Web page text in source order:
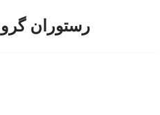
رستوران